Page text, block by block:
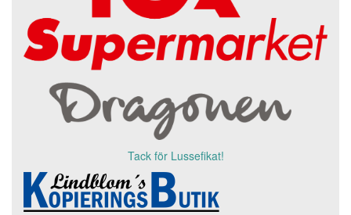
Tack för Lussefikat!